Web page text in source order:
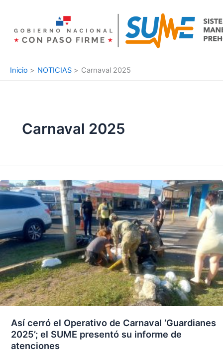
contenido
Inicio NOTICIAS Carnaval 2025
Carnaval 2025
Así cerró el Operativo de Carnaval ‘Guardianes
2025’; el SUME presentó su informe de
atenciones